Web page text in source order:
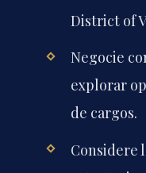
District of
Negocie
explorar
de cargos.
Considere